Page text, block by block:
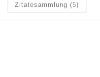
Zitatesammlung (5)